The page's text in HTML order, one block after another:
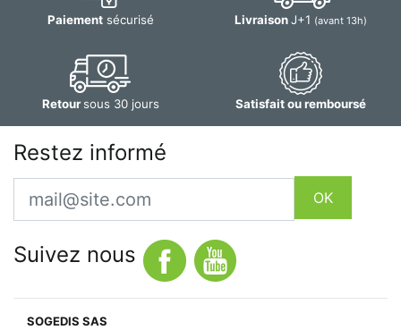
Paiementsécurisé LivraisonJ+1 (avant 13h)
Retoursous 30 jours Satisfait ou remboursé
Restez informé
Email
OK
Suivez nous
SOGEDIS SAS